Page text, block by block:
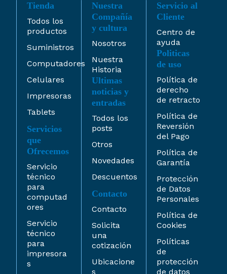
Tienda
Todos los
productos
Suministros
Computadores
Celulares
Impresoras
Tablets
Servicios
que
Ofrecemos
Servicio
técnico
para
computad
ores
Servicio
técnico
para
impresora
s
Nuestra
Compañía
y cultura
Nosotros
Nuestra
Historia
Ultimas
noticias y
entradas
Todos los
posts
Otros
Novedades
Descuentos
Contacto
Contacto
Solicita
una
cotización
Ubicacione
s
Servicio al
Cliente
Centro de
ayuda
Politicas
de uso
Política de
derecho
de retracto
Política de
Reversión
del Pago
Política de
Garantía
Protección
de Datos
Personales
Política de
Cookies
Políticas
de
protección
de datos